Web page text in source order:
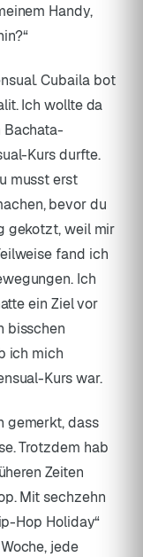
Handy,
Cubaila bot
Ich wollte da
Bachata-
Kurs durfte.
musst erst
bevor du
gekotzt, weil mir
fand ich
Ich
ein Ziel vor
bisschen
ich mich
Kurs war.
gemerkt, dass
Trotzdem hab
Zeiten
Mit sechzehn
Hop Holiday“
jede